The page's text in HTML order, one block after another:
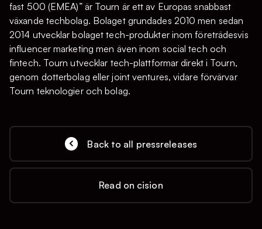
fast 500 (EMEA)” är Tourn är ett av Europas snabbast
växande techbolag. Bolaget grundades 2010 men sedan
2014 utvecklar bolaget tech-produkter inom företrädesvis
influencer marketing men även inom social tech och
fintech. Tourn utvecklar tech-plattformar direkt i Tourn,
genom dotterbolag eller joint ventures, vidare förvärvar
Tourn teknologier och bolag.
Back to all pressreleases
Read on cision